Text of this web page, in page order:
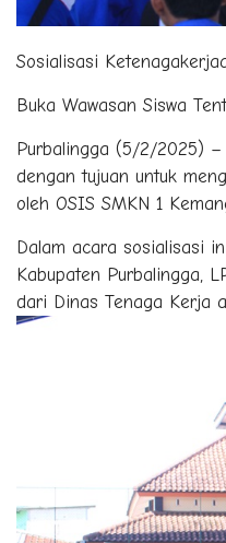
Sosialisasi
Buka Wawasan Siswa
Purbalingga (5/2/2025) –
dengan tujuan untuk
oleh OSIS SMKN 1
Dalam acara sosialisasi
Kabupaten Purbalingga,
dari Dinas Tenaga Kerja